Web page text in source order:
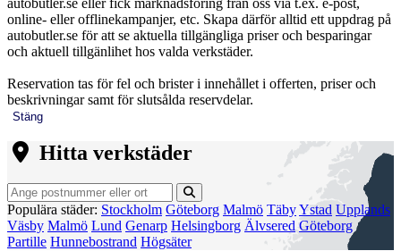
online- eller offlinekampanjer, etc. Skapa därför alltid ett uppdrag på
autobutler.se för att se aktuella tillgängliga priser och besparingar
och aktuell tillgänlihet hos valda verkstäder.
Reservation tas för fel och brister i innehållet i offerten, priser och
beskrivningar samt för slutsålda reservdelar.
Stäng
Hitta verkstäder
Populära städer: Stockholm Göteborg Malmö TäbyYstad Upplands
Väsby Malmö Lund Genarp Helsingborg Älvsered Göteborg
Partille Hunnebostrand Högsäter